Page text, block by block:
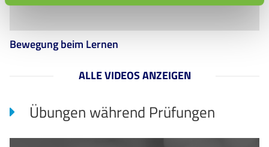
Bewegung beim Lernen
ALLE VIDEOS ANZEIGEN
Übungen während Prüfungen